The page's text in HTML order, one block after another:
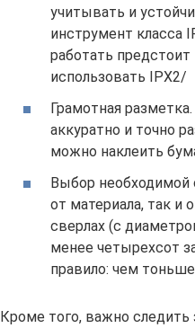
учитывать и
инструмент класса
работать
использовать IPX2/
Грамотная
аккуратно и точно
можно наклеить
Выбор необходимой
от материала, так и
сверлах (с
менее четырехсот
правило: чем
Кроме того, важно следить